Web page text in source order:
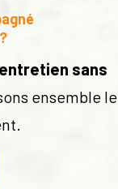
sans
ensemble le